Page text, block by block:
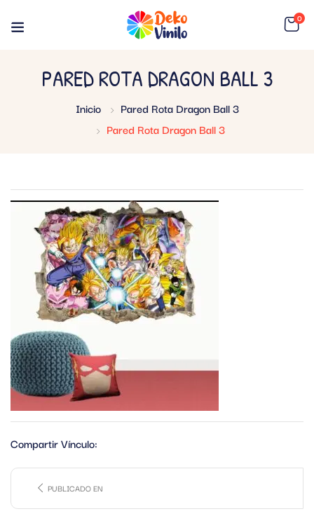
0
PARED ROTA DRAGON BALL 3
Inicio
Pared Rota Dragon Ball 3
Pared Rota Dragon Ball 3
Compartir Vínculo:
PUBLICADO EN